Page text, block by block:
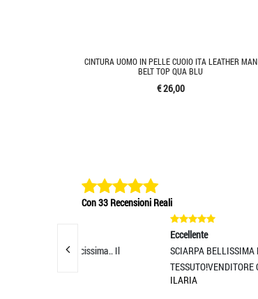
CINTURA UOMO IN PELLE CUOIO ITA LEATHER MAN
BELT TOP QUA BLU
€ 26,00
Con 33 Recensioni Reali
SCIARPA BELLISSIMA ED OTTIMO
TESSUTO!VENDITORE CONSIGLIATISS